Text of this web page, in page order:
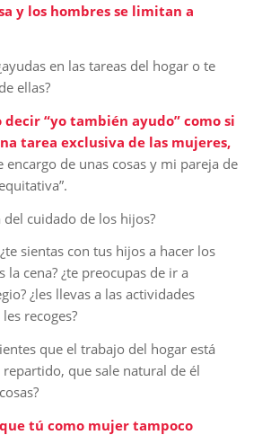
y los hombres se limitan a
en las tareas del hogar o te
ellas?
decir “yo también ayudo” como si
tarea exclusiva de las mujeres,
encargo de unas cosas y mi pareja de
del cuidado de los hijos?
sientas con tus hijos a hacer los
la cena? ¿te preocupas de ir a
¿les llevas a las actividades
recoges?
que el trabajo del hogar está
que sale natural de él
tú como mujer tampoco